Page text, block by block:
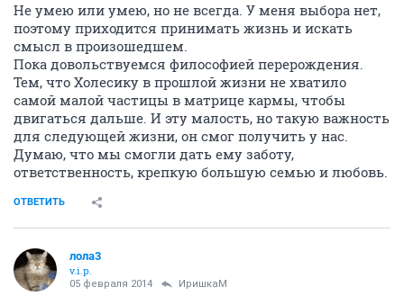
Не умею или умею, но не всегда. У меня выбора нет,
поэтому приходится принимать жизнь и искать
смысл в произошедшем.
Пока довольствуемся философией перерождения.
Тем, что Холесику в прошлой жизни не хватило
самой малой частицы в матрице кармы, чтобы
двигаться дальше. И эту малость, но такую важность
для следующей жизни, он смог получить у нас.
Думаю, что мы смогли дать ему заботу,
ответственность, крепкую большую семью и любовь.
ОТВЕТИТЬ
лола3
v.i.p.
05 февраля 2014 ИришкаМ